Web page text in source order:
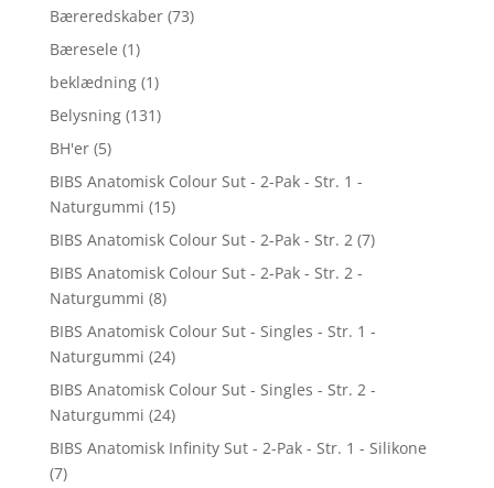
Bæreredskaber (73)
Bæresele (1)
beklædning (1)
Belysning (131)
BH'er (5)
BIBS Anatomisk Colour Sut - 2-Pak - Str. 1 -
Naturgummi (15)
BIBS Anatomisk Colour Sut - 2-Pak - Str. 2 (7)
BIBS Anatomisk Colour Sut - 2-Pak - Str. 2 -
Naturgummi (8)
BIBS Anatomisk Colour Sut - Singles - Str. 1 -
Naturgummi (24)
BIBS Anatomisk Colour Sut - Singles - Str. 2 -
Naturgummi (24)
BIBS Anatomisk Infinity Sut - 2-Pak - Str. 1 - Silikone
(7)